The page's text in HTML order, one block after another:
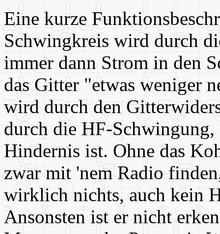
Eine kurze
Schwingkreis wird durch
immer dann Strom in den
das Gitter "etwas weniger
wird durch den
durch die HF-
Hindernis ist. Ohne das
zwar mit 'nem Radio
wirklich nichts, auch kein
Ansonsten ist er nicht